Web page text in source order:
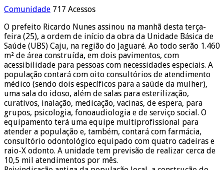
Comunidade 717 Acessos
O prefeito Ricardo Nunes assinou na manhã desta terça-
feira (25), a ordem de início da obra da Unidade Básica de
Saúde (UBS) Caju, na região do Jaguaré. Ao todo serão 1.460
m² de área construída, em dois pavimentos, com
acessibilidade para pessoas com necessidades especiais. A
população contará com oito consultórios de atendimento
médico (sendo dois específicos para a saúde da mulher),
uma sala do idoso, além de salas para esterilização,
curativos, inalação, medicação, vacinas, de espera, para
grupos, psicologia, fonoaudiologia e de serviço social. O
equipamento terá uma equipe multiprofissional para
atender a população e, também, contará com farmácia,
consultório odontológico equipado com quatro cadeiras e
raio-X odonto. A unidade tem previsão de realizar cerca de
10,5 mil atendimentos por mês.